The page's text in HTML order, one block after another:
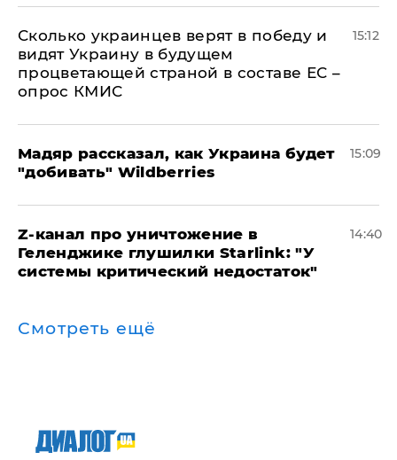
Сколько украинцев верят в победу и
видят Украину в будущем
процветающей страной в составе ЕС –
опрос КМИС
15:12
Мадяр рассказал, как Украина будет
"добивать" Wildberries
15:09
Z-канал про уничтожение в
Геленджике глушилки Starlink: "У
системы критический недостаток"
14:40
Смотреть ещё